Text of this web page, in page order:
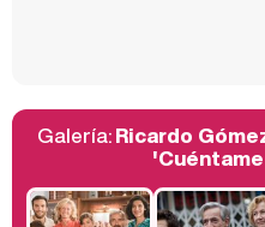
Galería:Ricardo